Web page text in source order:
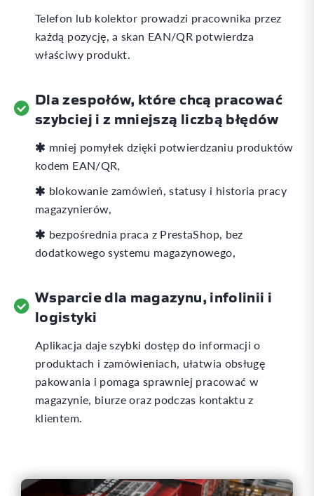
Telefon lub kolektor prowadzi pracownika przez
każdą pozycję, a skan EAN/QR potwierdza
właściwy produkt.
Dla zespołów, które chcą pracować
szybciej i z mniejszą liczbą błędów
mniej pomyłek dzięki potwierdzaniu produktów
kodem EAN/QR,
blokowanie zamówień, statusy i historia pracy
magazynierów,
bezpośrednia praca z PrestaShop, bez
dodatkowego systemu magazynowego,
Wsparcie dla magazynu, infolinii i
logistyki
Aplikacja daje szybki dostęp do informacji o
produktach i zamówieniach, ułatwia obsługę
pakowania i pomaga sprawniej pracować w
magazynie, biurze oraz podczas kontaktu z
klientem.